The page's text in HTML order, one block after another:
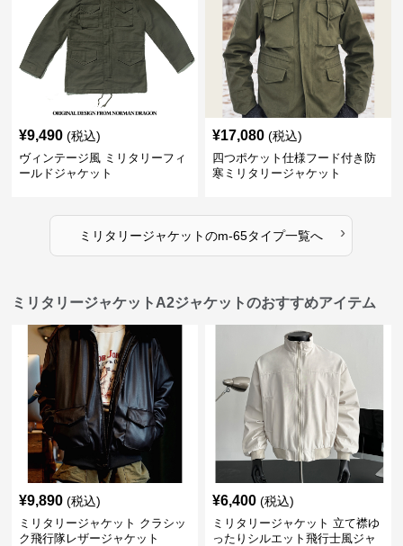
¥9,490 (税込)
ヴィンテージ風 ミリタリーフィ
ールドジャケット
¥17,080 (税込)
四つポケット仕様フード付き防
寒ミリタリージャケット
ミリタリージャケットのm-65タイプ一覧へ ›
ミリタリージャケットA2ジャケットのおすすめアイテム
¥9,890 (税込)
ミリタリージャケット クラシッ
ク飛行隊レザージャケット
¥6,400 (税込)
ミリタリージャケット 立て襟ゆ
ったりシルエット飛行士風ジャ